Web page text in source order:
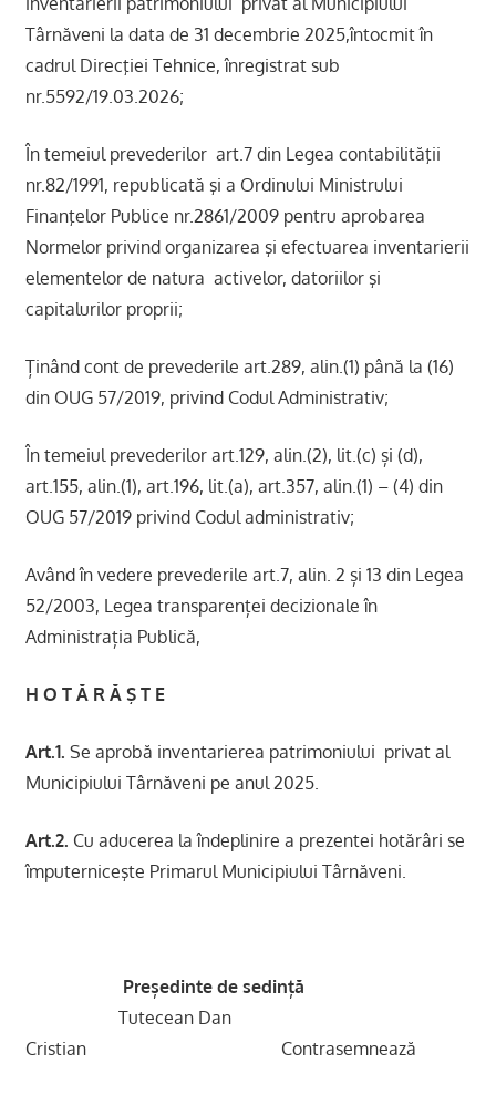
Târnăveni la data de 31 decembrie 2025,întocmit în
cadrul Direcţiei Tehnice, înregistrat sub
nr.5592/19.03.2026;
În temeiul prevederilor art.7 din Legea contabilităţii
nr.82/1991, republicată şi a Ordinului Ministrului
Finanţelor Publice nr.2861/2009 pentru aprobarea
Normelor privind organizarea şi efectuarea inventarierii
elementelor de natura activelor, datoriilor şi
capitalurilor proprii;
Ținând cont de prevederile art.289, alin.(1) până la (16)
din OUG 57/2019, privind Codul Administrativ;
În temeiul prevederilor art.129, alin.(2), lit.(c) și (d),
art.155, alin.(1), art.196, lit.(a), art.357, alin.(1) – (4) din
OUG 57/2019 privind Codul administrativ;
Având în vedere prevederile art.7, alin. 2 și 13 din Legea
52/2003, Legea transparenței decizionale în
Administrația Publică,
H O T Ă R Ă Ş T E
Art.1. Se aprobă inventarierea patrimoniului privat al
Municipiului Târnăveni pe anul 2025.
Art.2. Cu aducerea la îndeplinire a prezentei hotărâri se
împuterniceşte Primarul Municipiului Târnăveni.
Președinte de sedință
Tutecean Dan
Cristian
Contrasemnează